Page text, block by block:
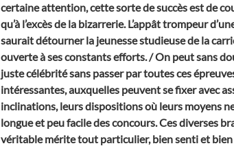
certaine attention, cette sorte de succès est de
qu’à l’excès de la bizarrerie. L’appât trompeur
saurait détourner la jeunesse studieuse de la
ouverte à ses constants efforts. / On peut sans
juste célébrité sans passer par toutes ces
intéressantes, auxquelles peuvent se fixer avec
inclinations, leurs dispositions où leurs moyens
longue et peu facile des concours. Ces diverses
véritable mérite tout particulier, bien senti et